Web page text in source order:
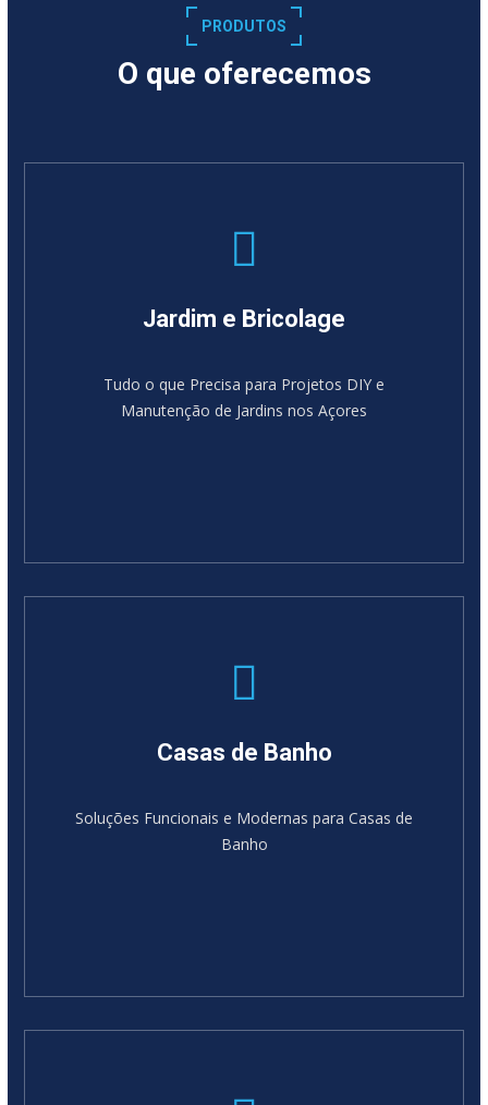
PRODUTOS
O que oferecemos
Jardim e Bricolage
Tudo o que Precisa para Projetos DIY e
Manutenção de Jardins nos Açores
Casas de Banho
Soluções Funcionais e Modernas para Casas de
Banho
SABER MAIS